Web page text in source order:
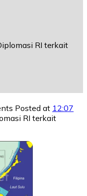
RI terkait
Posted at 12:07